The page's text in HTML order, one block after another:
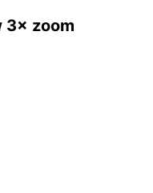
3× zoom